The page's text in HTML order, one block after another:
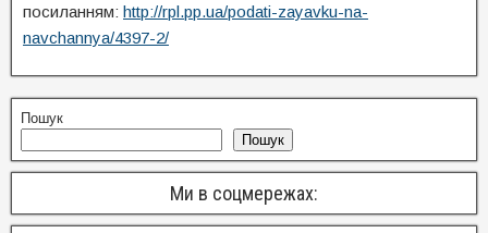
посиланням: http://rpl.pp.ua/podati-zayavku-na-
navchannya/4397-2/
Пошук
Пошук
Ми в соцмережах: